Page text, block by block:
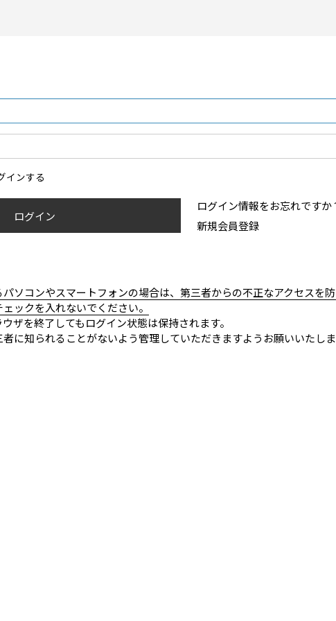
インする
ログイン
ログイン情報をお忘れですか
新規会員登録
ソコンやスマートフォンの場合は、第三者からの不正なアクセスを
ックを入れないでください。
ザを終了してもログイン状態は保持されます。
に知られることがないよう管理していただきますようお願いいたし